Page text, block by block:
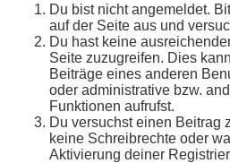
Du bist nicht angemeldet.
auf der Seite aus und
Du hast keine
Seite zuzugreifen. Dies
Beiträge eines anderen
oder administrative bzw.
Funktionen aufrufst.
Du versuchst einen Beitrag
keine Schreibrechte oder
Aktivierung deiner